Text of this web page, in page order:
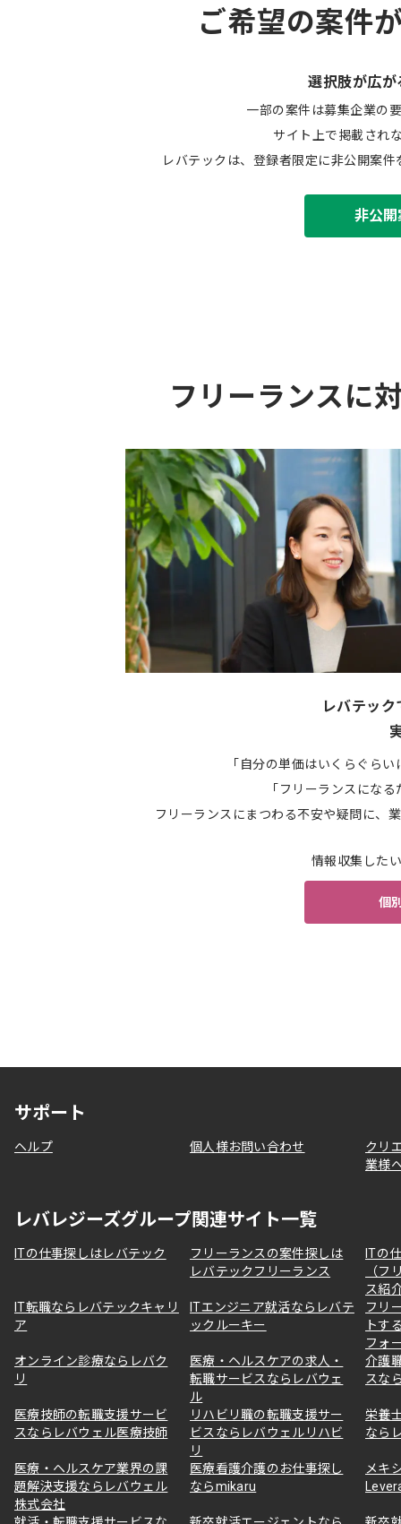
ご希望の案件
選択肢が広が
一部の案件は募集企業の
サイト上で掲載され
レバテックは、登録者限定に非公開案
非公
フリーランスに
レバテッ
「自分の単価はいくらぐら
「フリーランスにな
フリーランスにまつわる不安や疑問に、
情報収集した
個
サポート
ヘルプ 個人様お問い合わせ
クリ
業様
レバレジーズグループ関連サイト一覧
ITの仕事探しはレバテック
フリーランスの案件探しは
レバテックフリーランス
ITの
（フ
ス紹
IT転職ならレバテックキャリ
ア
ITエンジニア就活ならレバテ
ックルーキー
フリ
トす
フォ
オンライン診療ならレバク
リ
医療・ヘルスケアの求人・
転職サービスならレバウェ
ル
介護
スな
医療技師の転職支援サービ
スならレバウェル医療技師
リハビリ職の転職支援サー
ビスならレバウェルリハビ
リ
栄養
なら
医療・ヘルスケア業界の課
題解決支援ならレバウェル
株式会社
医療看護介護のお仕事探し
ならmikaru
メキ